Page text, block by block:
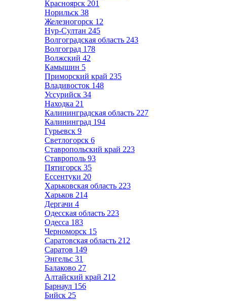
Красноярск 201
Норильск 38
Железногорск 12
Нур-Султан 245
Волгоградская область 243
Волгоград 178
Волжский 42
Камышин 5
Приморский край 235
Владивосток 148
Уссурийск 34
Находка 21
Калининградская область 227
Калининград 194
Гурьевск 9
Светлогорск 6
Ставропольский край 223
Ставрополь 93
Пятигорск 35
Ессентуки 20
Харьковская область 223
Харьков 214
Дергачи 4
Одесская область 223
Одесса 183
Черноморск 15
Саратовская область 212
Саратов 149
Энгельс 31
Балаково 27
Алтайский край 212
Барнаул 156
Бийск 25